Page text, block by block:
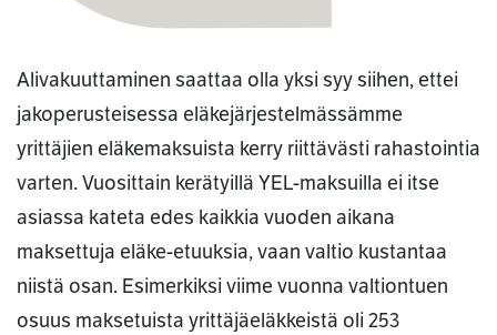
Alivakuuttaminen saattaa olla yksi syy siihen, ettei
jakoperusteisessa eläkejärjestelmässämme
yrittäjien eläkemaksuista kerry riittävästi rahastointia
varten. Vuosittain kerätyillä YEL-maksuilla ei itse
asiassa kateta edes kaikkia vuoden aikana
maksettuja eläke-etuuksia, vaan valtio kustantaa
niistä osan. Esimerkiksi viime vuonna valtiontuen
osuus maksetuista yrittäjäeläkkeistä oli 253